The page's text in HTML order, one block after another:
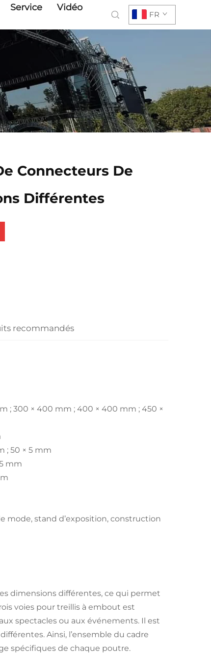
Service
Vidéo
FR
Connecteurs De
Différentes
recommandés
; 300 × 400 mm ; 400 × 400 mm ; 450 ×
; 50 × 5 mm
mm
mode, stand d’exposition, construction
dimensions différentes, ce qui permet
voies pour treillis à embout est
spectacles ou aux événements. Il est
Ainsi, l’ensemble du cadre
spécifiques de chaque poutre.